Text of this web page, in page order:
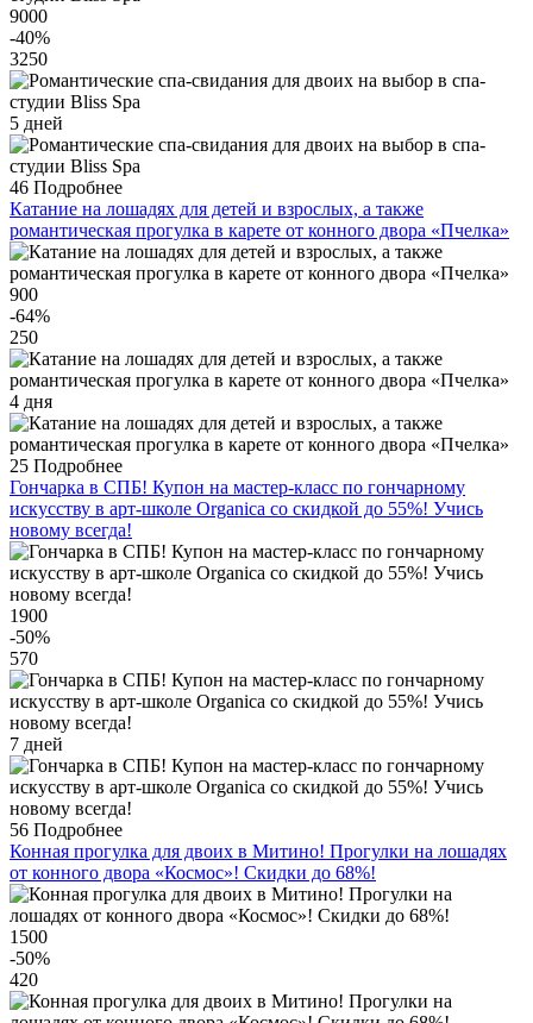
9000
-40%
3250
5 дней
46 Подробнее
Катание на лошадях для детей и взрослых, а также
романтическая прогулка в карете от конного двора «Пчелка»
900
-64%
250
4 дня
25 Подробнее
Гончарка в СПБ! Купон на мастер-класс по гончарному
искусству в арт-школе Organica со скидкой до 55%! Учись
новому всегда!
1900
-50%
570
7 дней
56 Подробнее
Конная прогулка для двоих в Митино! Прогулки на лошадях
от конного двора «Космос»! Скидки до 68%!
1500
-50%
420